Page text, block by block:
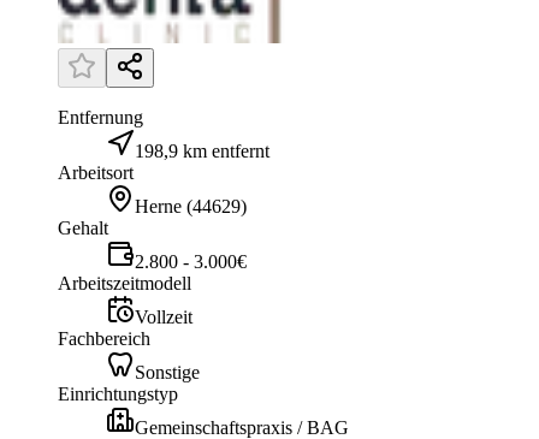
Entfernung
198,9 km entfernt
Arbeitsort
Herne (44629)
Gehalt
2.800 - 3.000€
Arbeitszeitmodell
Vollzeit
Fachbereich
Sonstige
Einrichtungstyp
Gemeinschaftspraxis / BAG